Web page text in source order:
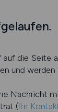
die Seite
und
Nachricht
(Ihr